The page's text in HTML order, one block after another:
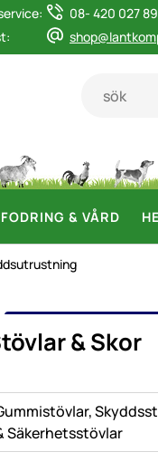
08- 420 027 89
& VÅRD
STÖVLAR &
& Skor
Säkerhetsstövlar